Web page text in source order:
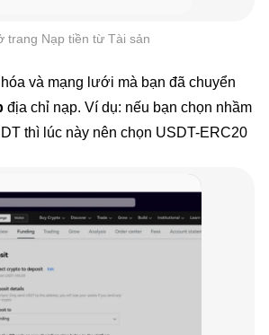
trang Nạp tiền từ Tài sản
và mạng lưới mà bạn đã chuyển
địa chỉ nạp. Ví dụ: nếu bạn chọn nhầm
thì lúc này nên chọn USDT-ERC20